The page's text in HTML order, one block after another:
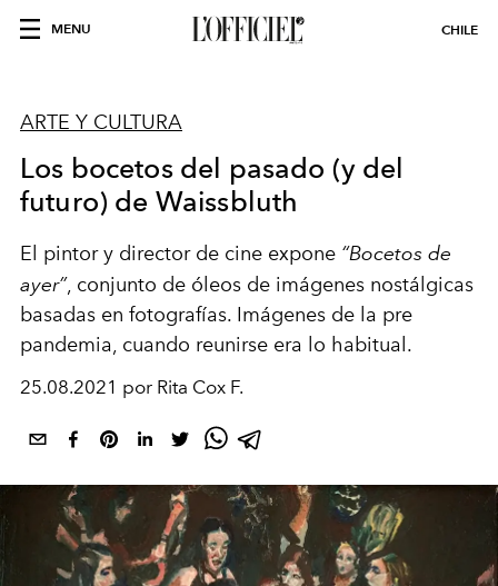
MENU CHILE
ARTE Y CULTURA
Los bocetos del pasado (y del
futuro) de Waissbluth
El pintor y director de cine expone “Bocetos de
ayer”, conjunto de óleos de imágenes nostálgicas
basadas en fotografías. Imágenes de la pre
pandemia, cuando reunirse era lo habitual.
25.08.2021 por Rita Cox F.